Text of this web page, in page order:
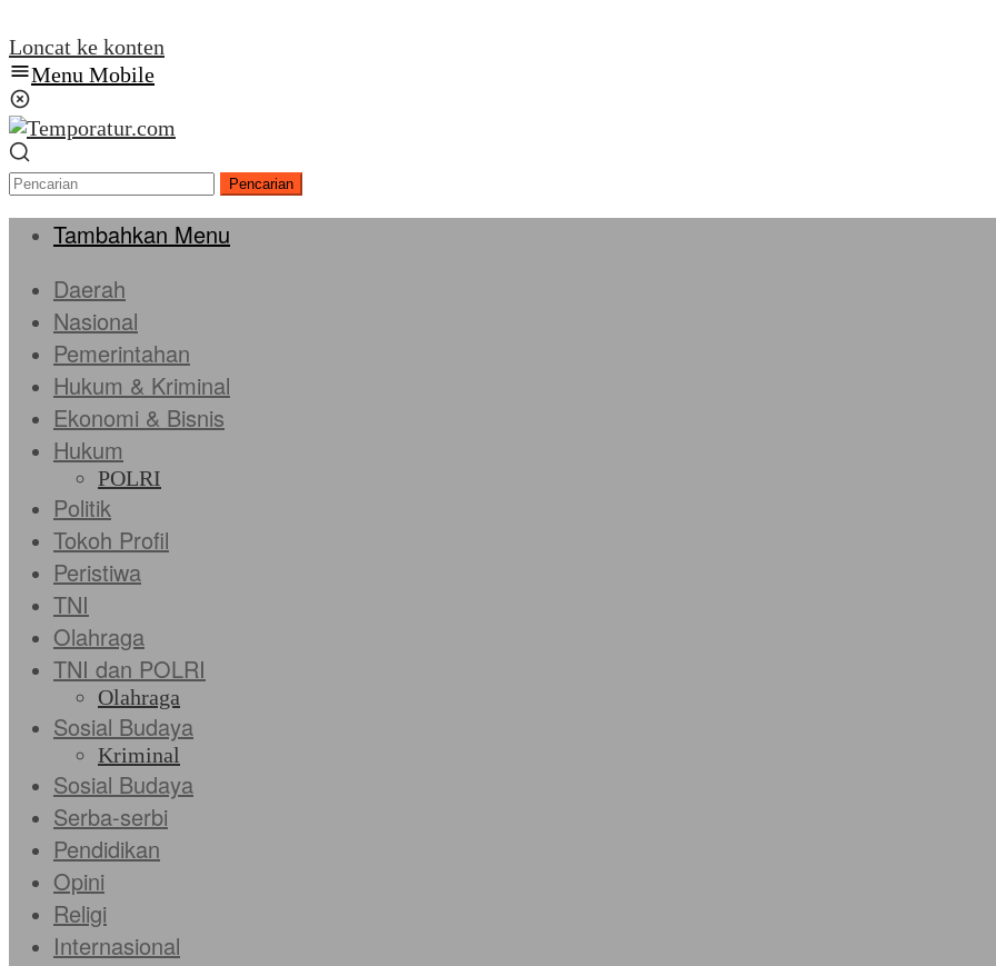
Loncat ke konten
Menu Mobile
Pencarian
Tambahkan Menu
Daerah
Nasional
Pemerintahan
Hukum & Kriminal
Ekonomi & Bisnis
Hukum
POLRI
Politik
Tokoh Profil
Peristiwa
TNI
Olahraga
TNI dan POLRI
Olahraga
Sosial Budaya
Kriminal
Sosial Budaya
Serba-serbi
Pendidikan
Opini
Religi
Internasional